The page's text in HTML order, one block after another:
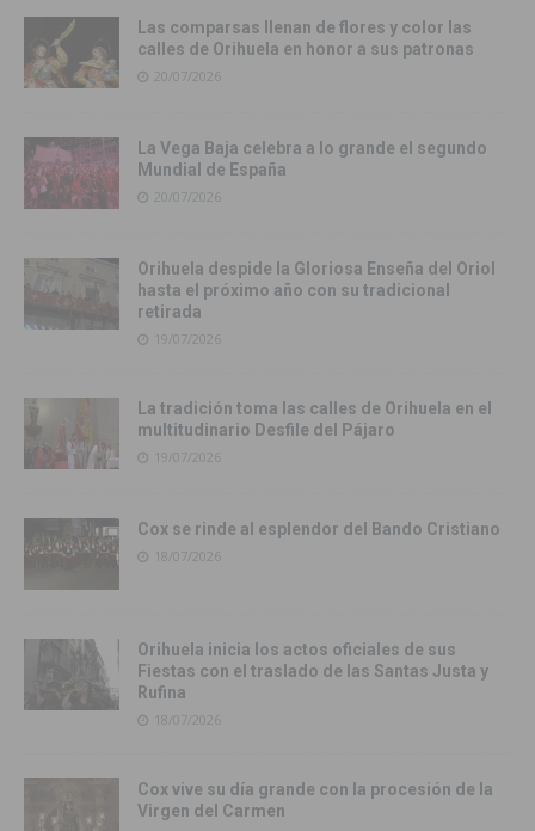
Las comparsas llenan de flores y color las
calles de Orihuela en honor a sus patronas
20/07/2026
La Vega Baja celebra a lo grande el segundo
Mundial de España
20/07/2026
Orihuela despide la Gloriosa Enseña del Oriol
hasta el próximo año con su tradicional
retirada
19/07/2026
La tradición toma las calles de Orihuela en el
multitudinario Desfile del Pájaro
19/07/2026
Cox se rinde al esplendor del Bando Cristiano
18/07/2026
Orihuela inicia los actos oficiales de sus
Fiestas con el traslado de las Santas Justa y
Rufina
18/07/2026
Cox vive su día grande con la procesión de la
Virgen del Carmen